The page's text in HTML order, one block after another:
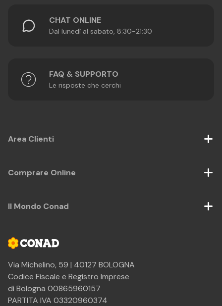
CHAT ONLINE
Dal lunedì al sabato, 8:30-21:30
FAQ & SUPPORTO
Le risposte che cerchi
Via Michelino, 59 | 40127 BOLOGNA
Codice Fiscale e Registro Imprese
di Bologna 00865960157
PARTITA IVA 03320960374
Area Clienti
Comprare Online
Il Mondo Conad